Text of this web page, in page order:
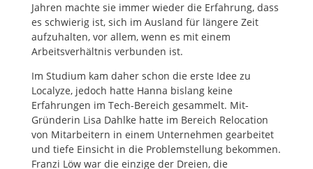
Jahren machte sie immer wieder die Erfahrung, dass
es schwierig ist, sich im Ausland für längere Zeit
aufzuhalten, vor allem, wenn es mit einem
Arbeitsverhältnis verbunden ist.
Im Studium kam daher schon die erste Idee zu
Localyze, jedoch hatte Hanna bislang keine
Erfahrungen im Tech-Bereich gesammelt. Mit-
Gründerin Lisa Dahlke hatte im Bereich Relocation
von Mitarbeitern in einem Unternehmen gearbeitet
und tiefe Einsicht in die Problemstellung bekommen.
Franzi Löw war die einzige der Dreien, die